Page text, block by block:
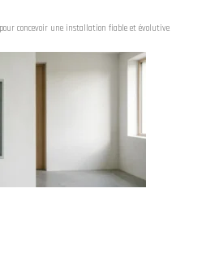
concevoir une installation fiable et évolutive